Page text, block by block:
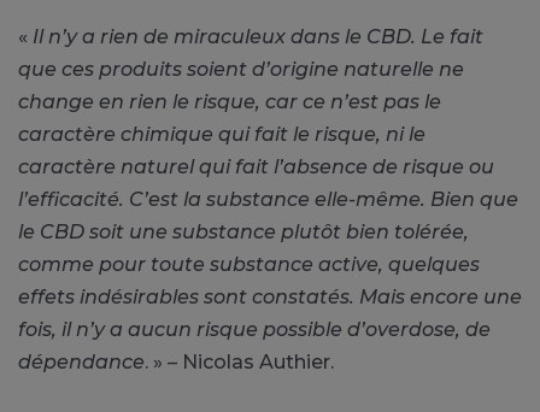
« Il n’y a rien de miraculeux dans le CBD. Le fait
que ces produits soient d’origine naturelle ne
change en rien le risque, car ce n’est pas le
caractère chimique qui fait le risque, ni le
caractère naturel qui fait l’absence de risque ou
l’efficacité. C’est la substance elle-même. Bien que
le CBD soit une substance plutôt bien tolérée,
comme pour toute substance active, quelques
effets indésirables sont constatés. Mais encore une
fois, il n’y a aucun risque possible d’overdose, de
dépendance. » – Nicolas Authier.